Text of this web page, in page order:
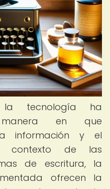
tecnología ha
en que
información y el
contexto de las
de escritura, la
ofrecen la